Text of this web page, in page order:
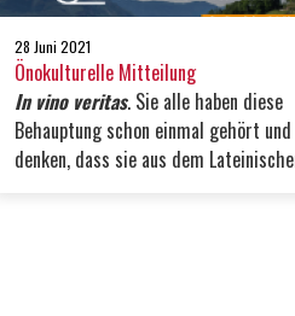
28 Juni 2021
Önokulturelle Mitteilung
In vino veritas. Sie alle haben diese
Behauptung schon einmal gehört und
denken, dass sie aus dem